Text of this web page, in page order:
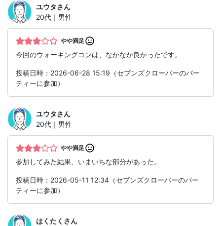
ユウタさん
20代｜男性
やや満足
今回のウォーキングコンは、なかなか良かったです。
投稿日時：2026-06-28 15:19（セブンズクローバーのパー
ティーに参加）
ユウタさん
20代｜男性
やや満足
参加してみた結果、いまいちな部分があった。
投稿日時：2026-05-11 12:34（セブンズクローバーのパー
ティーに参加）
はくたく さん